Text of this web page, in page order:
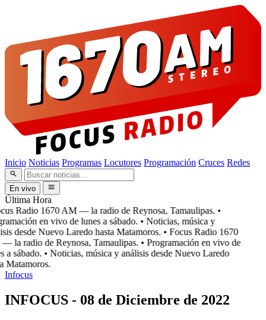
Inicio Noticias Programas Locutores Programación Cruces Redes
En vivo
Última Hora
Radio 1670 AM — la radio de Reynosa, Tamaulipas. •
en vivo de lunes a sábado. • Noticias, música y
desde Nuevo Laredo hasta Matamoros. • Focus Radio 1670
la radio de Reynosa, Tamaulipas. • Programación en vivo de
a sábado. • Noticias, música y análisis desde Nuevo Laredo
Matamoros.
Infocus
INFOCUS - 08 de Diciembre de 2022